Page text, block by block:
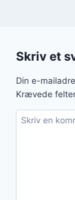
Skriv et
Din e-
Krævede